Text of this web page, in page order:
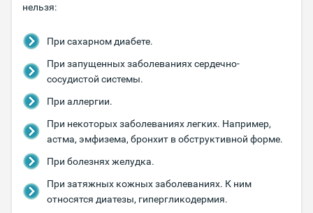
нельзя:
При сахарном диабете.
При запущенных заболеваниях сердечно-
сосудистой системы.
При аллергии.
При некоторых заболеваниях легких. Например,
астма, эмфизема, бронхит в обструктивной форме.
При болезнях желудка.
При затяжных кожных заболеваниях. К ним
относятся диатезы, гипергликодермия.